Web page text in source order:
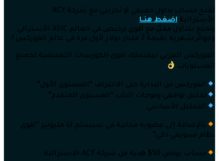
لفتح حساب تداول حقيقي أو تجريبي مع شركة ACY
الأسترالية اضغط هنــا
وتمتع بتداول مميّز مع أقوى ترخيص في العالم ASIC الأسترالي
وجوائز شهرية بقيمة 2 مليار دولار لأول مرة في عالم الفوركس !
الفوركس العربي بيقدملك اقوى الكورسات التعليمية لجميع
المستويات
الفوركس من البداية حتى الاحتراف “المستوى الأول”
تحليل توافقي وموجات الذئب “المستوى المتقدم”
التحليل الأساسي
بالإضافة إلى عضوية مجانية في سيستم انا مليونير “اقوى
نظام تسويقي ذكي”
حساب بونص 50$ هدية من شركة ACY الاسترالية